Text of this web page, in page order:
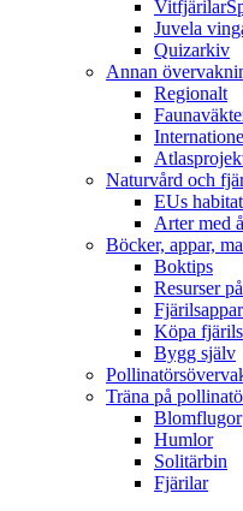
Juvela
Quizarkiv
Annan
Regionalt
Naturvård och
EUs
Arter med
Böcker, appar,
Boktips
Resurser
Fjärilsappar
Köpa
Bygg själv
Träna på
Blomflugor
Humlor
Solitärbin
Fjärilar